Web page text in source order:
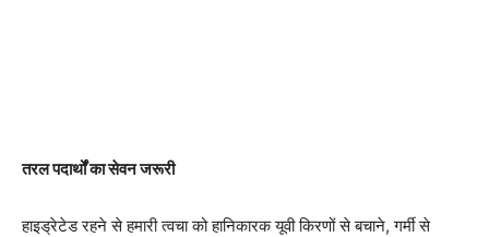
तरल पदार्थों का सेवन जरूरी
हाइड्रेटेड रहने से हमारी त्वचा को हानिकारक यूवी किरणों से बचाने, गर्मी से